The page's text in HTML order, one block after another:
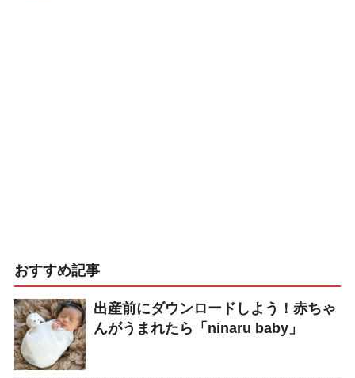
おすすめ記事
出産前にダウンロードしよう！赤ちゃ
んがうまれたら「ninaru baby」